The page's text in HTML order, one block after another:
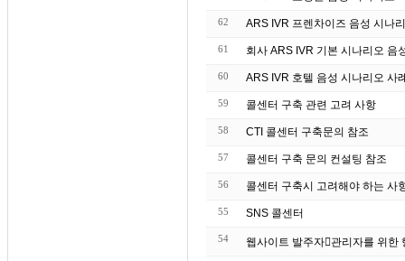
62 ARS IVR 프렌차이즈 음성 시나
61 회사 ARS IVR 기본 시나리오 음
60 ARS IVR 호텔 음성 시나리오 사
59 콜센터 구축 관련 고려 사항
58 CTI 콜센터 구축문의 참조
57 콜센터 구축 문의 컨설팅 참조
56 콜센터 구축시 고려해야 하는 사
55 SNS 콜센터
54